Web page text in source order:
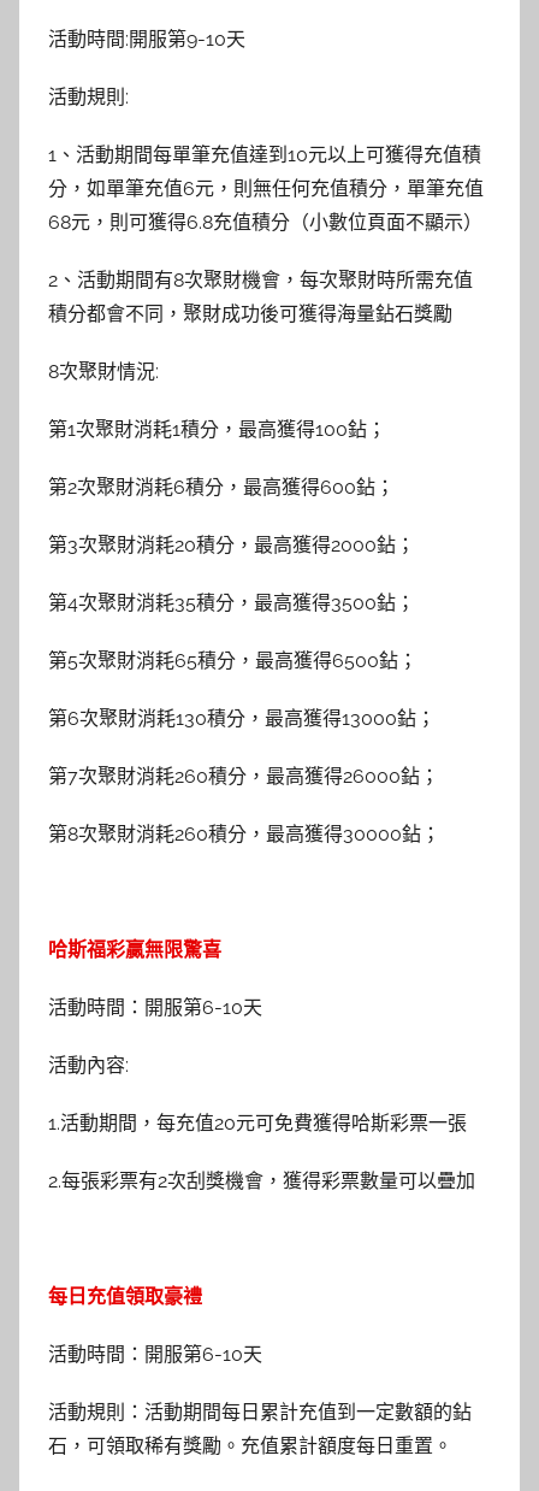
活動時間:開服第9-10天
活動規則:
1、活動期間每單筆充值達到10元以上可獲得充值積
分，如單筆充值6元，則無任何充值積分，單筆充值
68元，則可獲得6.8充值積分（小數位頁面不顯示）
2、活動期間有8次聚財機會，每次聚財時所需充值
積分都會不同，聚財成功後可獲得海量鉆石獎勵
8次聚財情況:
第1次聚財消耗1積分，最高獲得100鉆；
第2次聚財消耗6積分，最高獲得600鉆；
第3次聚財消耗20積分，最高獲得2000鉆；
第4次聚財消耗35積分，最高獲得3500鉆；
第5次聚財消耗65積分，最高獲得6500鉆；
第6次聚財消耗130積分，最高獲得13000鉆；
第7次聚財消耗260積分，最高獲得26000鉆；
第8次聚財消耗260積分，最高獲得30000鉆；
哈斯福彩贏無限驚喜
活動時間：開服第6-10天
活動內容:
1.活動期間，每充值20元可免費獲得哈斯彩票一張
2.每張彩票有2次刮獎機會，獲得彩票數量可以疊加
每日充值領取豪禮
活動時間：開服第6-10天
活動規則：活動期間每日累計充值到一定數額的鉆
石，可領取稀有獎勵。充值累計額度每日重置。